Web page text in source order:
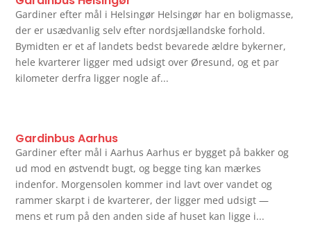
Gardiner efter mål i Helsingør Helsingør har en boligmasse,
der er usædvanlig selv efter nordsjællandske forhold.
Bymidten er et af landets bedst bevarede ældre bykerner,
hele kvarterer ligger med udsigt over Øresund, og et par
kilometer derfra ligger nogle af...
Gardinbus Aarhus
Gardiner efter mål i Aarhus Aarhus er bygget på bakker og
ud mod en østvendt bugt, og begge ting kan mærkes
indenfor. Morgensolen kommer ind lavt over vandet og
rammer skarpt i de kvarterer, der ligger med udsigt —
mens et rum på den anden side af huset kan ligge i...